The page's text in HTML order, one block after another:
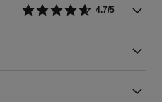
4.7/5